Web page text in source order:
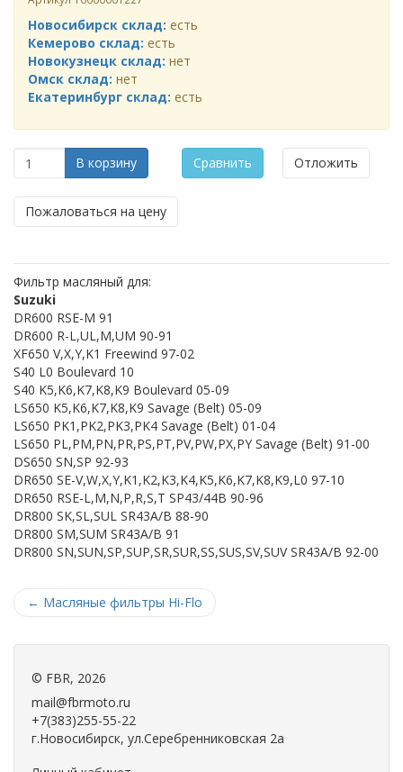
Новосибирск склад: есть
Кемерово склад: есть
Новокузнецк склад: нет
Омск склад: нет
Екатеринбург склад: есть
В корзину Сравнить Отложить
Пожаловаться на цену
Фильтр масляный для:
Suzuki
DR600 RSE-M 91
DR600 R-L,UL,M,UM 90-91
XF650 V,X,Y,K1 Freewind 97-02
S40 L0 Boulevard 10
S40 K5,K6,K7,K8,K9 Boulevard 05-09
LS650 K5,K6,K7,K8,K9 Savage (Belt) 05-09
LS650 PK1,PK2,PK3,PK4 Savage (Belt) 01-04
LS650 PL,PM,PN,PR,PS,PT,PV,PW,PX,PY Savage (Belt) 91-00
DS650 SN,SP 92-93
DR650 SE-V,W,X,Y,K1,K2,K3,K4,K5,K6,K7,K8,K9,L0 97-10
DR650 RSE-L,M,N,P,R,S,T SP43/44B 90-96
DR800 SK,SL,SUL SR43A/B 88-90
DR800 SM,SUM SR43A/B 91
DR800 SN,SUN,SP,SUP,SR,SUR,SS,SUS,SV,SUV SR43A/B 92-00
← Масляные фильтры Hi-Flo
© FBR, 2026
mail@fbrmoto.ru
+7(383)255-55-22
г.Новосибирск, ул.Серебренниковская 2а